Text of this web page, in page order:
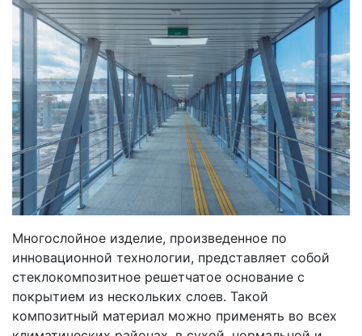
Многослойное изделие, произведенное по
инновационной технологии, представляет собой
стеклокомпозитное решетчатое основание с
покрытием из нескольких слоев. Такой
композитный материал можно применять во всех